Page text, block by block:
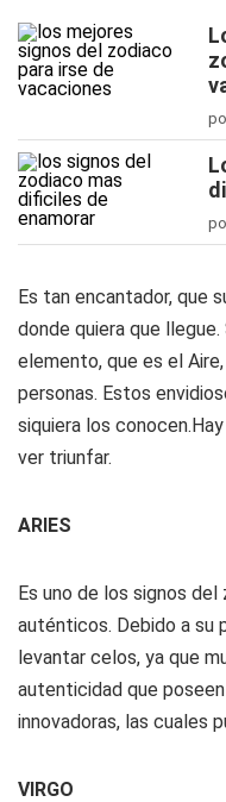
Es tan encantador, que
donde quiera que
elemento, que es el
personas. Estos
siquiera los
ver triunfar.
ARIES
Es uno de los signos
auténticos. Debido a su
levantar celos, ya que
autenticidad que
innovadoras, las cuales
VIRGO